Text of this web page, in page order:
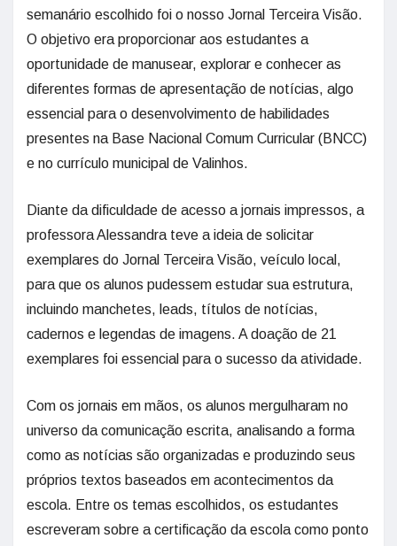
semanário escolhido foi o nosso Jornal Terceira Visão.
O objetivo era proporcionar aos estudantes a
oportunidade de manusear, explorar e conhecer as
diferentes formas de apresentação de notícias, algo
essencial para o desenvolvimento de habilidades
presentes na Base Nacional Comum Curricular (BNCC)
e no currículo municipal de Valinhos.
Diante da dificuldade de acesso a jornais impressos, a
professora Alessandra teve a ideia de solicitar
exemplares do Jornal Terceira Visão, veículo local,
para que os alunos pudessem estudar sua estrutura,
incluindo manchetes, leads, títulos de notícias,
cadernos e legendas de imagens. A doação de 21
exemplares foi essencial para o sucesso da atividade.
Com os jornais em mãos, os alunos mergulharam no
universo da comunicação escrita, analisando a forma
como as notícias são organizadas e produzindo seus
próprios textos baseados em acontecimentos da
escola. Entre os temas escolhidos, os estudantes
escreveram sobre a certificação da escola como ponto